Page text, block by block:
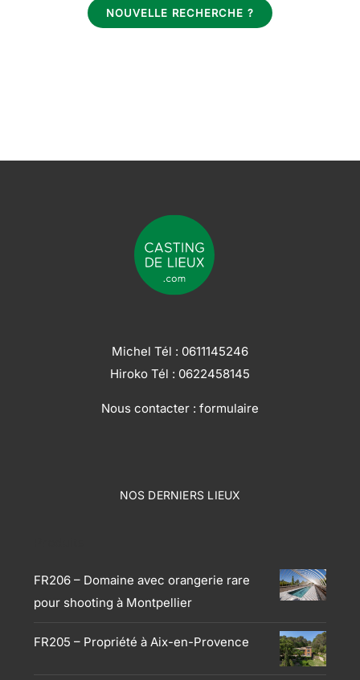
NOUVELLE RECHERCHE ?
Michel Tél : 0611145246
Hiroko Tél : 0622458145
Nous contacter : formulaire
NOS DERNIERS LIEUX
FR206 – Domaine avec orangerie rare
pour shooting à Montpellier
FR205 – Propriété à Aix-en-Provence